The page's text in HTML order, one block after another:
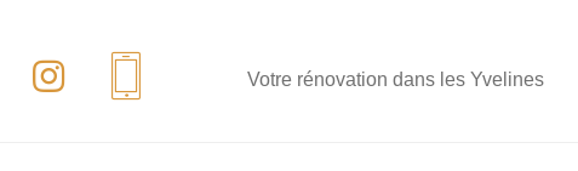
Votre rénovation dans les Yvelines